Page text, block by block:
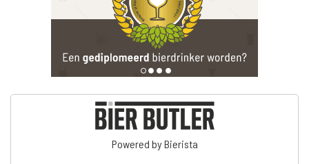
Powered by Bierista